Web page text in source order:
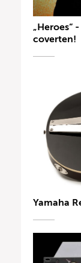
„Heroes“
coverten!
Yamaha